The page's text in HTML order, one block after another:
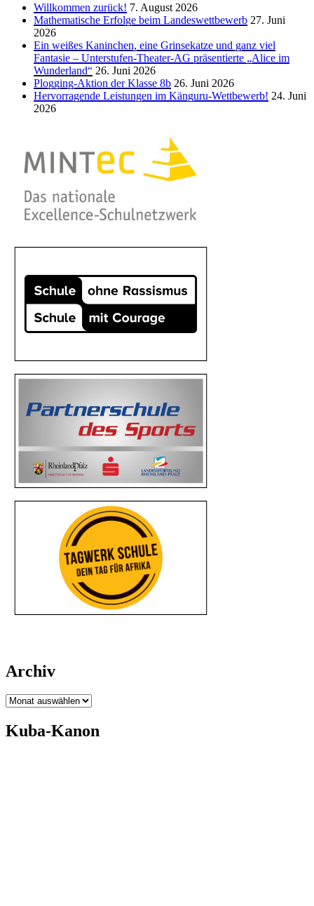
Willkommen zurück! 7. August 2026
Mathematische Erfolge beim Landeswettbewerb 27. Juni
2026
Ein weißes Kaninchen, eine Grinsekatze und ganz viel
Fantasie – Unterstufen-Theater-AG präsentierte „Alice im
Wunderland“ 26. Juni 2026
Plogging-Aktion der Klasse 8b 26. Juni 2026
Hervorragende Leistungen im Känguru-Wettbewerb! 24. Juni
2026
Archiv
Archiv
Kuba-Kanon